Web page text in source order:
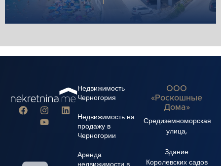
Недвижимость
Черногория
Недвижимость на
продажу в
Черногории
Аренда
недвижимости в
ООО
«Роскошные
Дома»
Средиземноморская
улица,
Здание
Королевских садов